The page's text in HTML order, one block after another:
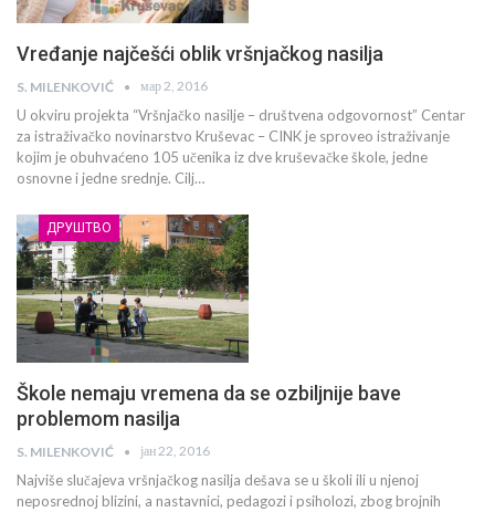
Vređanje najčešći oblik vršnjačkog nasilja
S. MILENKOVIĆ мар 2, 2016
U okviru projekta “Vršnjačko nasilje – društvena odgovornost” Centar
za istraživačko novinarstvo Kruševac – CINK je sproveo istraživanje
kojim je obuhvaćeno 105 učenika iz dve kruševačke škole, jedne
osnovne i jedne srednje. Cilj…
ДРУШТВО
Škole nemaju vremena da se ozbiljnije bave
problemom nasilja
S. MILENKOVIĆ јан 22, 2016
Najviše slučajeva vršnjačkog nasilja dešava se u školi ili u njenoj
neposrednoj blizini, a nastavnici, pedagozi i psiholozi, zbog brojnih